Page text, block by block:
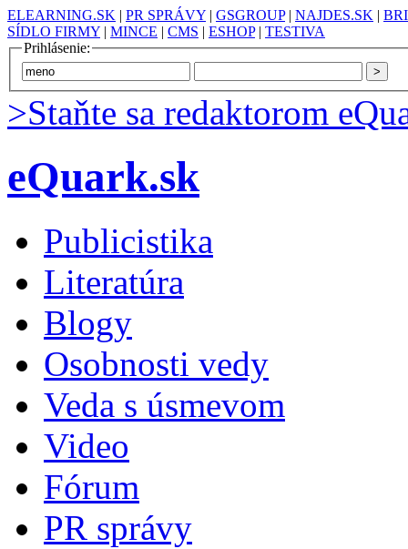
ELEARNING.SK | PR SPRÁVY | GSGROUP| NAJDES.SK |
SÍDLO FIRMY | MINCE | CMS | ESHOP| TESTIVA
Prihlásenie:
>Staňte sa redaktorom
eQuark.sk
Publicistika
Literatúra
Blogy
Osobnosti vedy
Veda s úsmevom
Video
Fórum
PR správy